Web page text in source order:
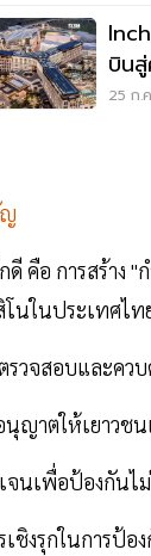
บิน
25 ก.
คือ การสร้าง
ในประเทศไท
วจสอบและค
ญาตให้เยาว
จนเพื่อป้องกัน
ชิงรุกในการป้